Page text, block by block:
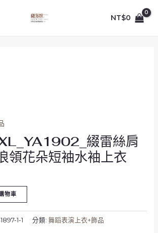
NT$0
綴雷絲肩
領花朵短袖水袖上衣
物車
1-1 分類: 舞蹈表演上衣+飾品